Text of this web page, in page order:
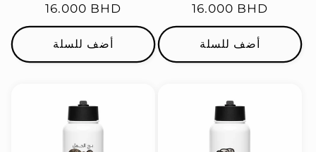
السعر
العادي
16.000 BHD
أضف للسلة
السعر
العادي
16.000 BHD
أضف للسلة